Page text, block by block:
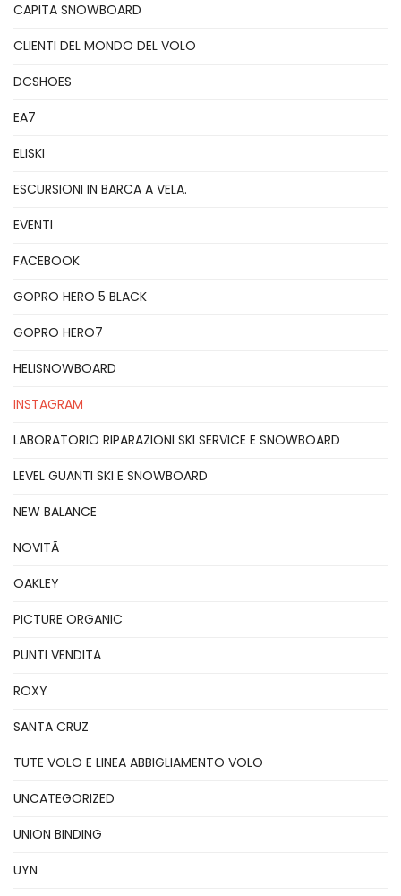
CAPITA SNOWBOARD
CLIENTI DEL MONDO DEL VOLO
DCSHOES
EA7
ELISKI
ESCURSIONI IN BARCA A VELA.
EVENTI
FACEBOOK
GOPRO HERO 5 BLACK
GOPRO HERO7
HELISNOWBOARD
INSTAGRAM
LABORATORIO RIPARAZIONI SKI SERVICE E SNOWBOARD
LEVEL GUANTI SKI E SNOWBOARD
NEW BALANCE
NOVITÃ
OAKLEY
PICTURE ORGANIC
PUNTI VENDITA
ROXY
SANTA CRUZ
TUTE VOLO E LINEA ABBIGLIAMENTO VOLO
UNCATEGORIZED
UNION BINDING
UYN